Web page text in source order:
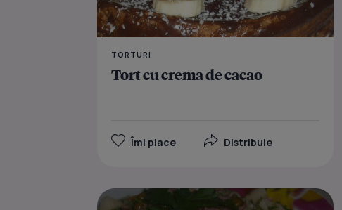
TORTURI
Tort cu crema de cacao
Îmi place Distribuie